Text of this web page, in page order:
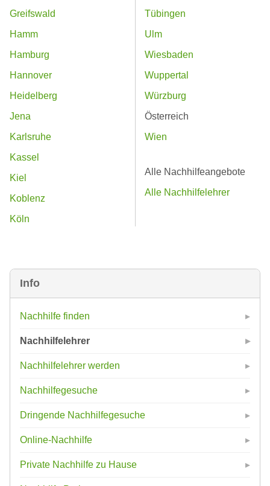
Info
Nachhilfe finden
Nachhilfelehrer
Nachhilfelehrer werden
Nachhilfegesuche
Dringende Nachhilfegesuche
Online-Nachhilfe
Private Nachhilfe zu Hause
Greifswald
Hamm
Hamburg
Hannover
Heidelberg
Jena
Karlsruhe
Kassel
Kiel
Koblenz
Köln
Tübingen
Ulm
Wiesbaden
Wuppertal
Würzburg
Österreich
Wien
Alle Nachhilfeangebote
Alle Nachhilfelehrer